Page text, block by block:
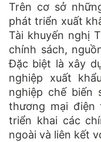
Trên cơ sở
phát triển xuất
Tài khuyến nghị
chính sách,
Đặc biệt là xây
nghiệp xuất
nghiệp chế biến
thương mại điện
triển khai các
ngoài và liên kết